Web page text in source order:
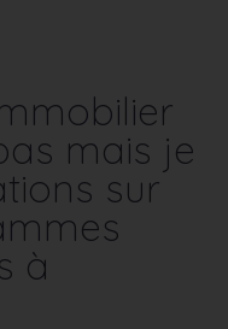
mais je
sur
à